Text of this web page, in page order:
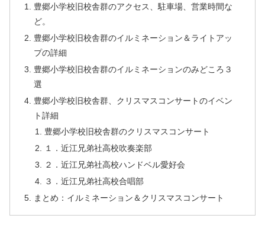
豊郷小学校旧校舎群のアクセス、駐車場、営業時間な
ど。
豊郷小学校旧校舎群のイルミネーション＆ライトアッ
プの詳細
豊郷小学校旧校舎群のイルミネーションのみどころ３
選
豊郷小学校旧校舎群、クリスマスコンサートのイベン
ト詳細
豊郷小学校旧校舎群のクリスマスコンサート
１．近江兄弟社高校吹奏楽部
２．近江兄弟社高校ハンドベル愛好会
３．近江兄弟社高校合唱部
まとめ：イルミネーション＆クリスマスコンサート